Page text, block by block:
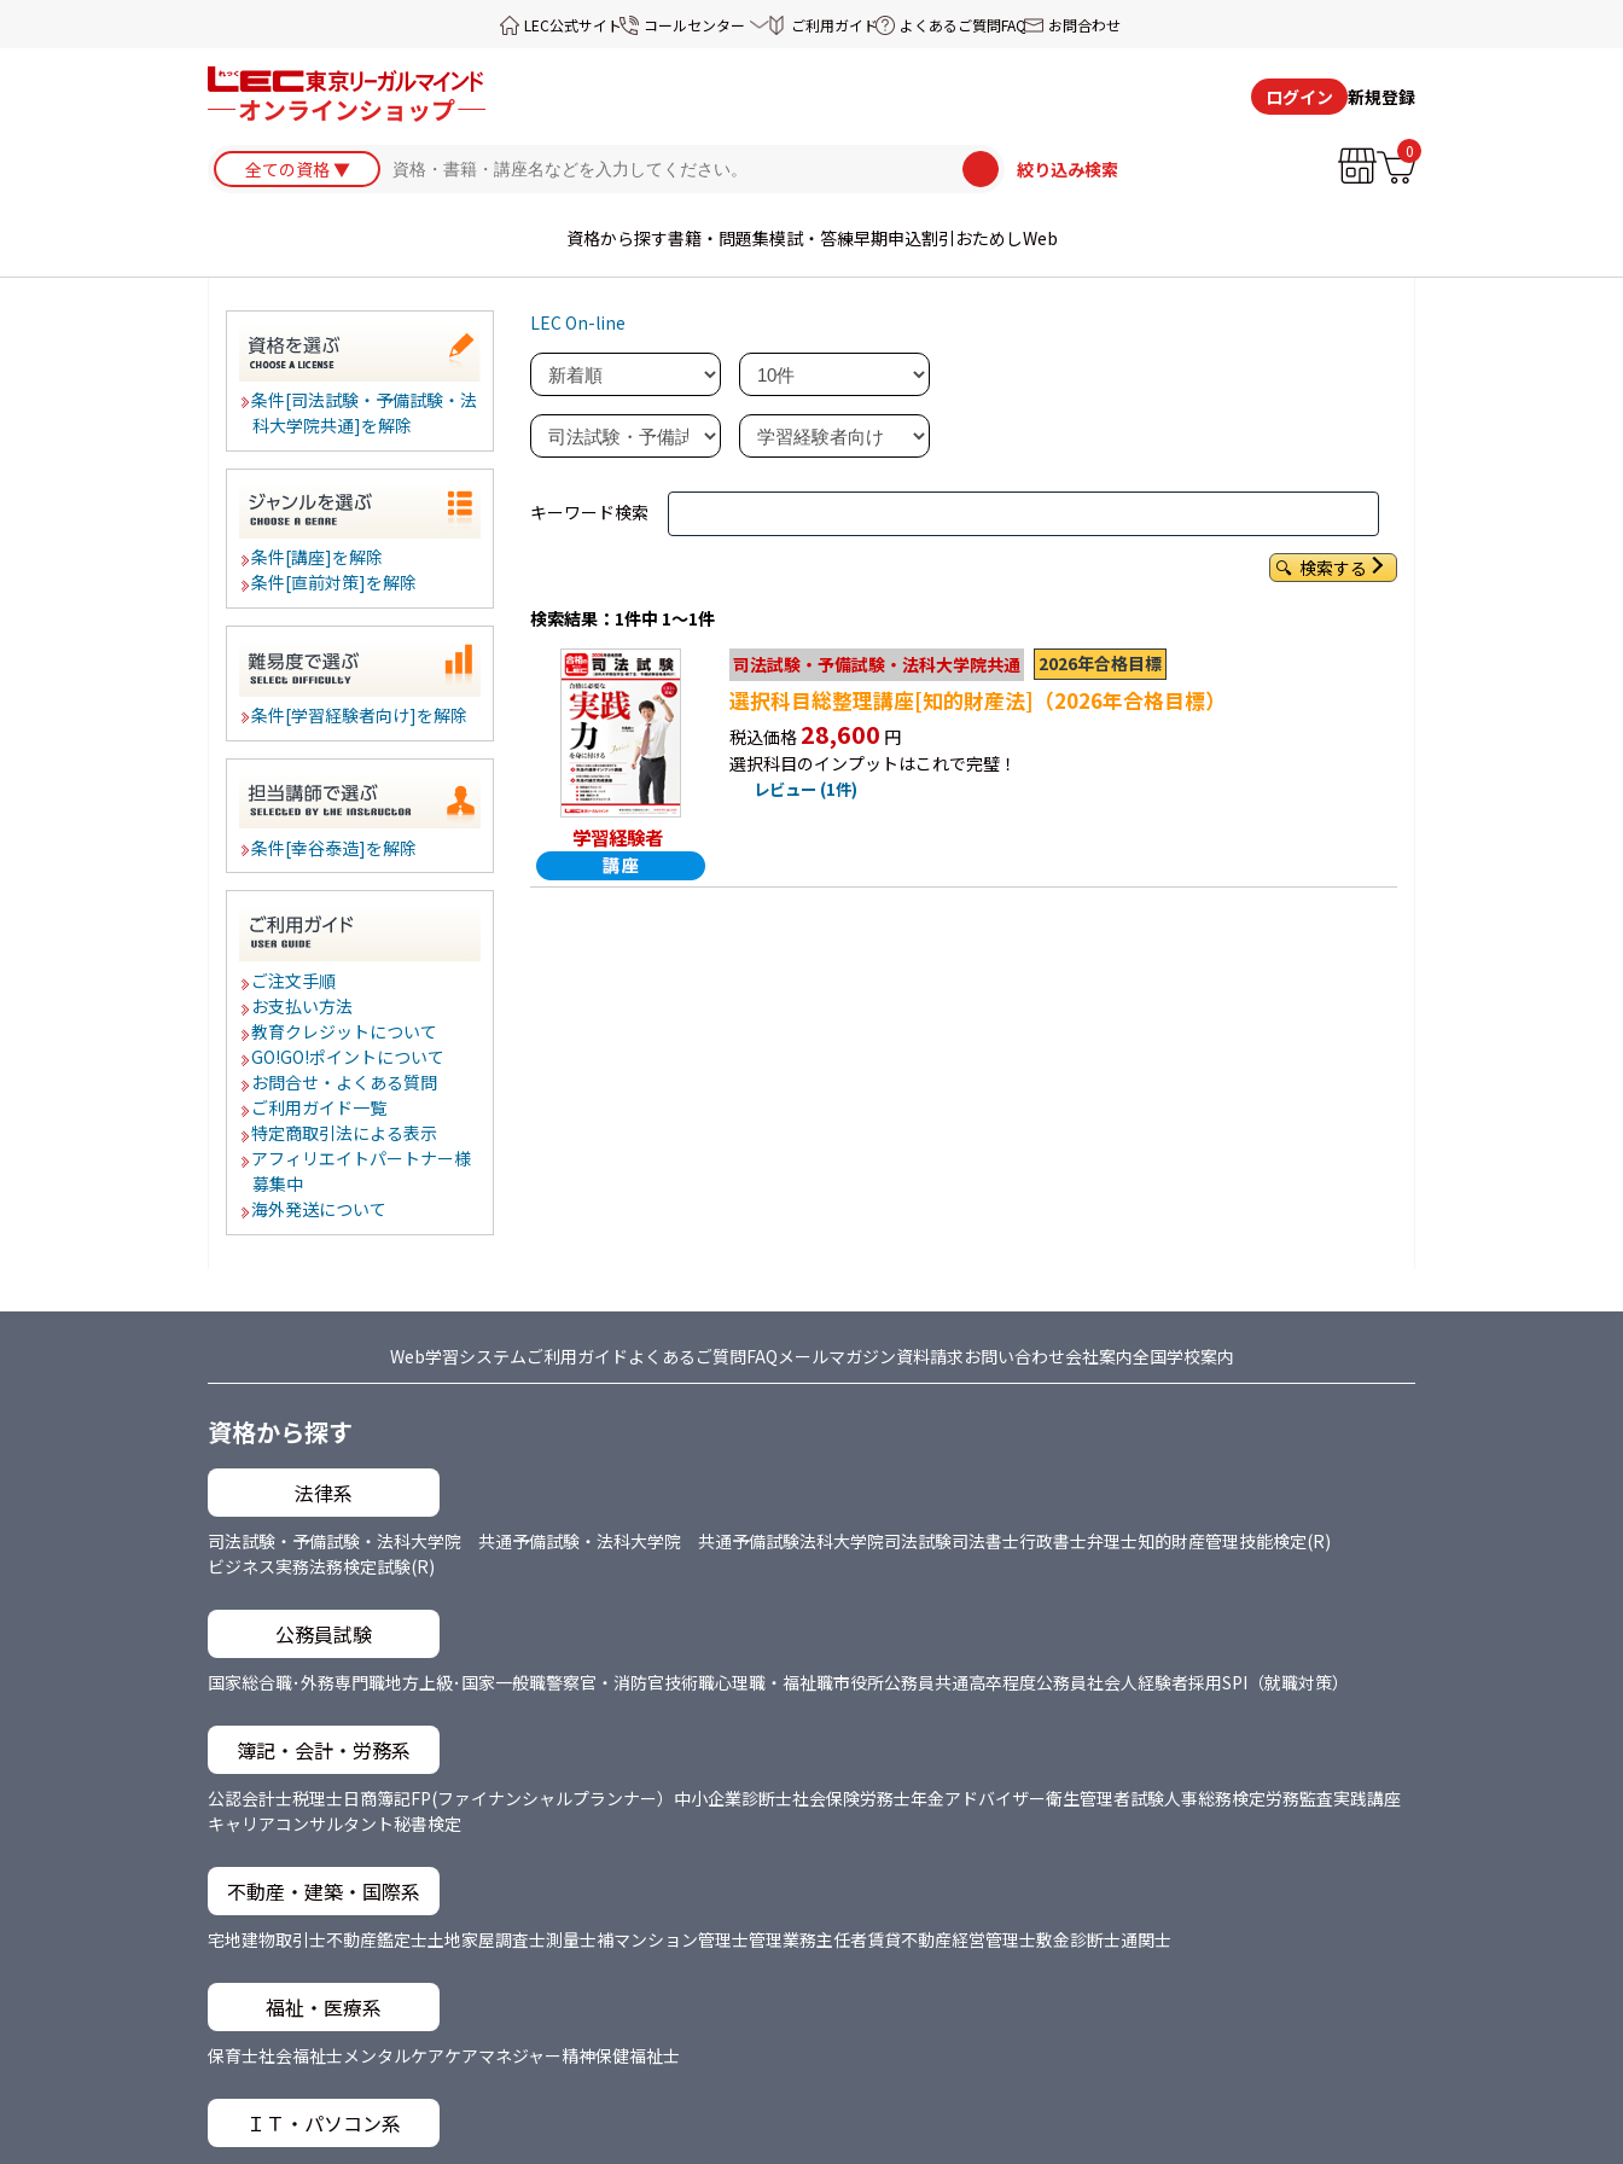
LEC公式サイト コールセンター ご利用ガイド よくあるご質問FAQ お問合わせ
ログイン 新規登録
絞り込み検索
0
資格から探す書籍・問題集模試・答練早期申込割引 おためしWeb
条件[司法試験・予備試験・法
科大学院共通]を解除
条件[講座]を解除
条件[直前対策]を解除
条件[学習経験者向け]を解除
条件[幸谷泰造]を解除
ご注文手順
お支払い方法
教育クレジットについて
GO!GO!ポイントについて
お問合せ・よくある質問
ご利用ガイド一覧
特定商取引法による表示
アフィリエイトパートナー様
募集中
海外発送について
LEC On-line
キーワード検索
検索する
検索結果：1件中 1～1件
学習経験者
司法試験・予備試験・法科大学院共通 2026年合格目標
選択科目総整理講座[知的財産法]（2026年合格目標）
税込価格 28,600 円
選択科目のインプットはこれで完璧！
レビュー (1件)
Web学習システムご利用ガイド よくあるご質問FAQ メールマガジン資料請求お問い合わせ会社案内全国学校案内
資格から探す
法律系
司法試験・予備試験・法科大学院 共通予備試験・法科大学院 共通予備試験法科大学院司法試験司法書士行政書士弁理士知的財産管理技能検定(R)
ビジネス実務法務検定試験(R)
公務員試験
国家総合職･外務専門職地方上級･国家一般職警察官・消防官技術職心理職・福祉職市役所公務員共通高卒程度公務員社会人経験者採用SPI（就職対策）
簿記・会計・労務系
公認会計士税理士日商簿記FP(ファイナンシャルプランナー） 中小企業診断士社会保険労務士年金アドバイザー衛生管理者試験人事総務検定労務監査実践講座
キャリアコンサルタント秘書検定
不動産・建築・国際系
宅地建物取引士不動産鑑定士土地家屋調査士測量士補マンション管理士管理業務主任者賃貸不動産経営管理士敷金診断士通関士
福祉・医療系
保育士社会福祉士 メンタルケアケアマネジャー精神保健福祉士
ＩＴ・パソコン系